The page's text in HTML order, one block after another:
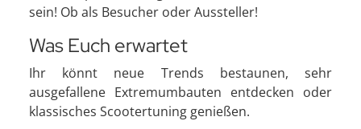
sein! Ob als Besucher oder Aussteller!
Was Euch erwartet
Ihr könnt neue Trends bestaunen, sehr
ausgefallene Extremumbauten entdecken oder
klassisches Scootertuning genießen.